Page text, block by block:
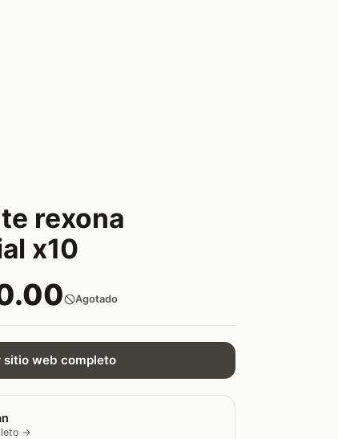
rexona
x10
Agotado
sitio web completo
→